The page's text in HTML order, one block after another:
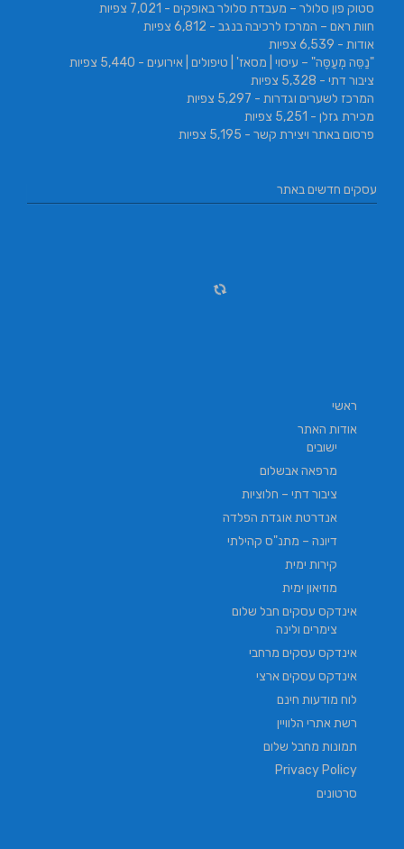
סטוק פון סלולר – מעבדת סלולר באופקים - 7,021 צפיות
חוות ראם – המרכז לרכיבה בנגב - 6,812 צפיות
אודות - 6,539 צפיות
"נַסֵּה מְעַסֶּה" – עיסוי | מסאז' | טיפולים | אירועים - 5,440 צפיות
ציבור דתי - 5,328 צפיות
המרכז לשערים וגדרות - 5,297 צפיות
מכירת גזלן - 5,251 צפיות
פרסום באתר ויצירת קשר - 5,195 צפיות
עסקים חדשים באתר
ראשי
אודות האתר
ישובים
מרפאה אבשלום
ציבור דתי – חלוציות
אנדרטת אוגדת הפלדה
דיונה – מתנ"ס קהילתי
קירות ימית
מוזיאון ימית
אינדקס עסקים חבל שלום
צימרים ולינה
אינדקס עסקים מרחבי
אינדקס עסקים ארצי
לוח מודעות חינם
רשת אתרי הלוויין
תמונות מחבל שלום
Privacy Policy
סרטונים